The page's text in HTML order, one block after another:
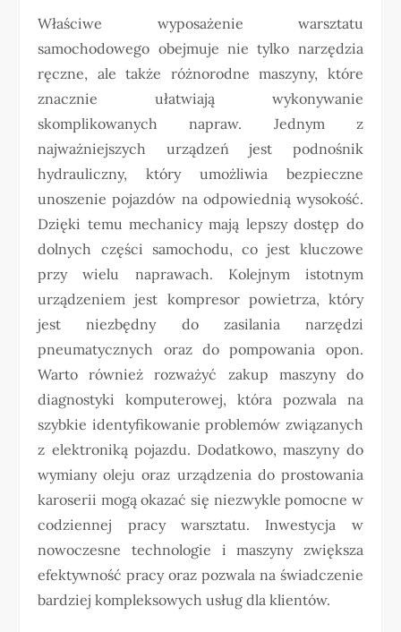
Właściwe wyposażenie warsztatu
samochodowego obejmuje nie tylko narzędzia
ręczne, ale także różnorodne maszyny, które
znacznie ułatwiają wykonywanie
skomplikowanych napraw. Jednym z
najważniejszych urządzeń jest podnośnik
hydrauliczny, który umożliwia bezpieczne
unoszenie pojazdów na odpowiednią wysokość.
Dzięki temu mechanicy mają lepszy dostęp do
dolnych części samochodu, co jest kluczowe
przy wielu naprawach. Kolejnym istotnym
urządzeniem jest kompresor powietrza, który
jest niezbędny do zasilania narzędzi
pneumatycznych oraz do pompowania opon.
Warto również rozważyć zakup maszyny do
diagnostyki komputerowej, która pozwala na
szybkie identyfikowanie problemów związanych
z elektroniką pojazdu. Dodatkowo, maszyny do
wymiany oleju oraz urządzenia do prostowania
karoserii mogą okazać się niezwykle pomocne w
codziennej pracy warsztatu. Inwestycja w
nowoczesne technologie i maszyny zwiększa
efektywność pracy oraz pozwala na świadczenie
bardziej kompleksowych usług dla klientów.